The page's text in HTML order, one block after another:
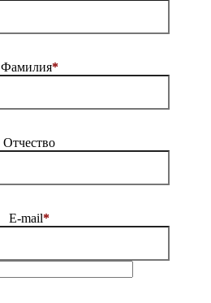
Фамилия*
Отчество
E-mail*